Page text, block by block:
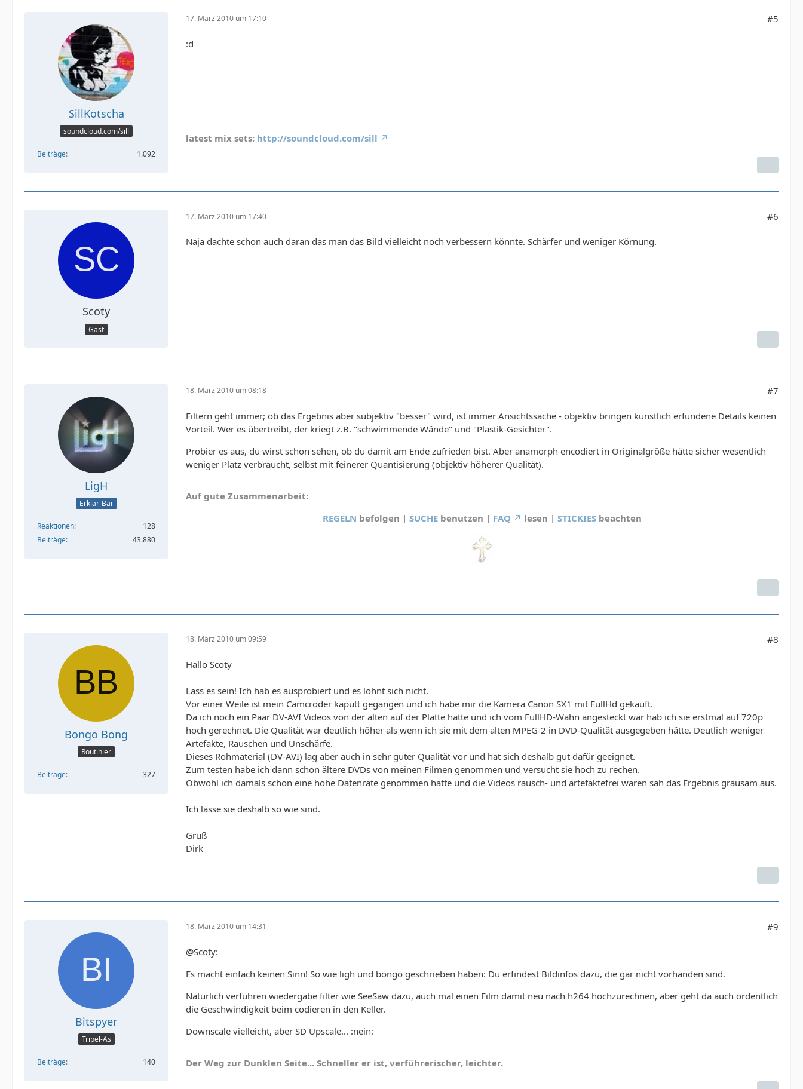
SillKotscha
soundcloud.com/sill
Beiträge 1.092
17. März 2010 um 17:10 #5
:d
latest mix sets: http://soundcloud.com/sill
Scoty
Gast
17. März 2010 um 17:40 #6
Naja dachte schon auch daran das man das Bild vielleicht noch verbessern könnte. Schärfer und weniger Körnung.
LigH
Erklär-Bär
Reaktionen
128
Beiträge
43.880
18. März 2010 um 08:18 #7
Filtern geht immer; ob das Ergebnis aber subjektiv "besser" wird, ist immer Ansichtssache - objektiv bringen künstlich erfundene Details keinen
Vorteil. Wer es übertreibt, der kriegt z.B. "schwimmende Wände" und "Plastik-Gesichter".
Probier es aus, du wirst schon sehen, ob du damit am Ende zufrieden bist. Aber anamorph encodiert in Originalgröße hätte sicher wesentlich
weniger Platz verbraucht, selbst mit feinerer Quantisierung (objektiv höherer Qualität).
Auf gute Zusammenarbeit:
REGELN befolgen | SUCHE benutzen | FAQ lesen | STICKIES beachten
Bongo Bong
Routinier
Beiträge 327
18. März 2010 um 09:59 #8
Hallo Scoty
Lass es sein! Ich hab es ausprobiert und es lohnt sich nicht.
Vor einer Weile ist mein Camcroder kaputt gegangen und ich habe mir die Kamera Canon SX1 mit FullHd gekauft.
Da ich noch ein Paar DV-AVI Videos von der alten auf der Platte hatte und ich vom FullHD-Wahn angesteckt war hab ich sie erstmal auf 720p
hoch gerechnet. Die Qualität war deutlich höher als wenn ich sie mit dem alten MPEG-2 in DVD-Qualität ausgegeben hätte. Deutlich weniger
Artefakte, Rauschen und Unschärfe.
Dieses Rohmaterial (DV-AVI) lag aber auch in sehr guter Qualität vor und hat sich deshalb gut dafür geeignet.
Zum testen habe ich dann schon ältere DVDs von meinen Filmen genommen und versucht sie hoch zu rechen.
Obwohl ich damals schon eine hohe Datenrate genommen hatte und die Videos rausch- und artefaktefrei waren sah das Ergebnis grausam aus.
Ich lasse sie deshalb so wie sind.
Gruß
Dirk
Bitspyer
Tripel-As
Beiträge 140
18. März 2010 um 14:31 #9
@Scoty:
Es macht einfach keinen Sinn! So wie ligh und bongo geschrieben haben: Du erfindest Bildinfos dazu, die gar nicht vorhanden sind.
Natürlich verführen wiedergabe filter wie SeeSaw dazu, auch mal einen Film damit neu nach h264 hochzurechnen, aber geht da auch ordentlich
die Geschwindigkeit beim codieren in den Keller.
Downscale vielleicht, aber SD Upscale... :nein:
Der Weg zur Dunklen Seite... Schneller er ist, verführerischer, leichter.